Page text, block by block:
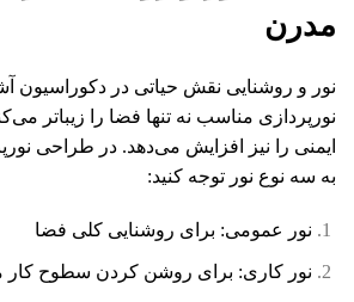
مدرن
نور و روشنایی نقش حیاتی در دکوراسیون
نورپردازی مناسب نه تنها فضا را زیباتر
ایمنی را نیز افزایش می‌دهد. در طراحی
به سه نوع نور توجه کنید:
نور عمومی: برای روشنایی کلی فضا
نور کاری: برای روشن کردن سطوح کار